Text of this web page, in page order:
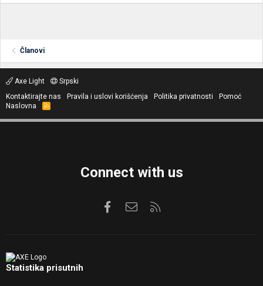
Članovi
Axe Light
Srpski
Kontaktirajte nas
Pravila i uslovi korišćenja Politika privatnosti
Pomoć
Naslovna
R
S
Connect with us
FacebookKontaktirajte nas
Statistika prisutnih